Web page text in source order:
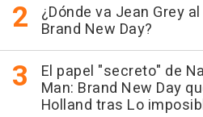
¿Dónde va Jean Grey
Brand New Day?
El papel "secreto" de
Man: Brand New Day
Holland tras Lo